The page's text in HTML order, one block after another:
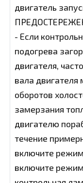
двигатель
- Если
подогрева
двигателя,
вала
оборотов
замерзания
двигателю
течение
включите
включите режим